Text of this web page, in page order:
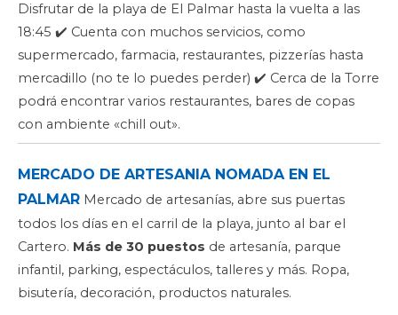
Disfrutar de la playa de El Palmar hasta la vuelta a las
18:45 ✔️ Cuenta con muchos servicios, como
supermercado, farmacia, restaurantes, pizzerías hasta
mercadillo (no te lo puedes perder) ✔️ Cerca de la Torre
podrá encontrar varios restaurantes, bares de copas
con ambiente «chill out».
MERCADO DE ARTESANIA NOMADA EN EL
PALMAR Mercado de artesanías, abre sus puertas
todos los días en el carril de la playa, junto al bar el
Cartero. Más de 30 puestos de artesanía, parque
infantil, parking, espectáculos, talleres y más. Ropa,
bisutería, decoración, productos naturales.